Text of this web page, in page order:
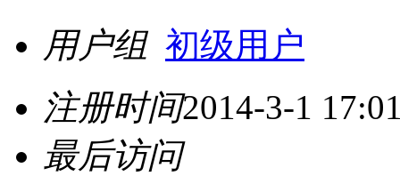
用户组 初级用户
注册时间2014-3-1
最后访问